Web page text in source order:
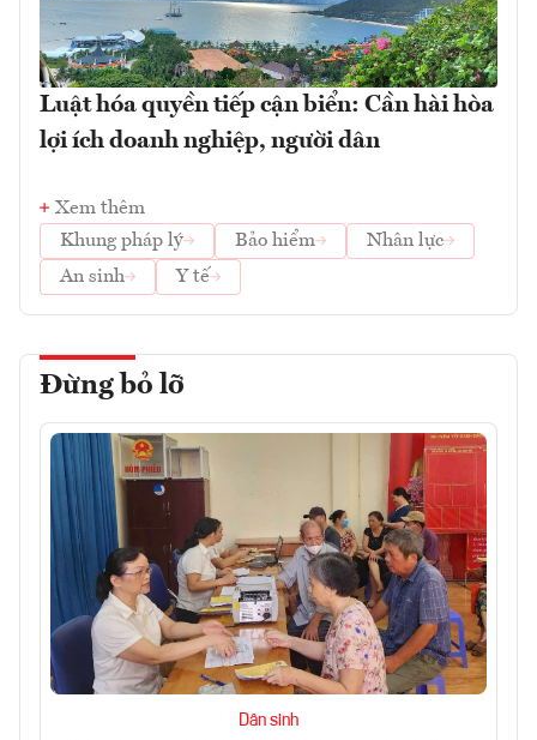
Luật hóa quyền tiếp cận biển: Cần hài hòa
lợi ích doanh nghiệp, người dân
Xem thêm
Khung pháp lý
Bảo hiểm
Nhân lực
An sinh
Y tế
Đừng bỏ lỡ
Dân sinh